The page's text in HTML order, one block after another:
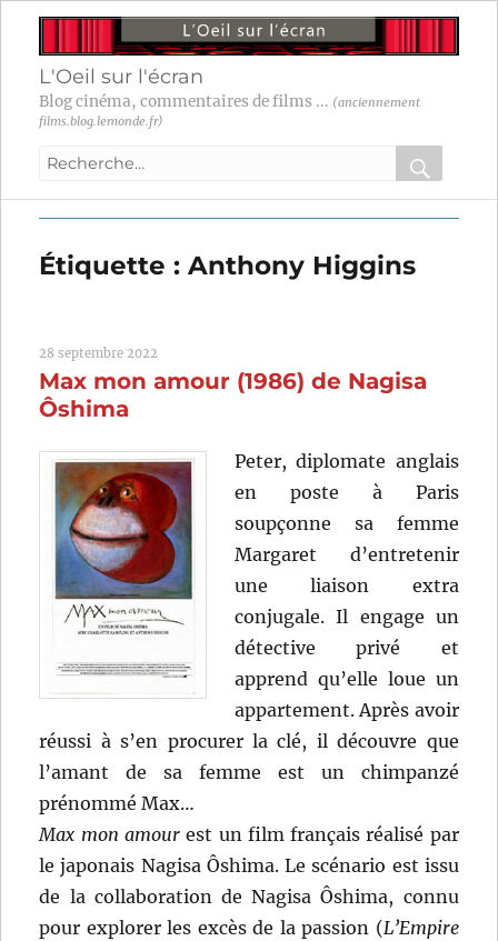
L'Oeil sur l'écran
Blog cinéma, commentaires de films ... (anciennement
films.blog.lemonde.fr)
Recherche
:
OK
Étiquette :Anthony Higgins
28 septembre 2022
Max mon amour (1986) de Nagisa
Ôshima
Peter, diplomate anglais
en poste à Paris
soupçonne sa femme
Margaret d’entretenir
une liaison extra
conjugale. Il engage un
détective privé et
apprend qu’elle loue un
appartement. Après avoir
réussi à s’en procurer la clé, il découvre que
l’amant de sa femme est un chimpanzé
prénommé Max…
Max mon amourest un film français réalisé par
le japonais Nagisa Ôshima. Le scénario est issu
de la collaboration de Nagisa Ôshima, connu
pour explorer les excès de la passion (L’Empire